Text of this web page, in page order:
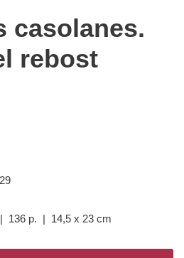
casolanes.
rebost
136 p. | 14,5 x 23 cm